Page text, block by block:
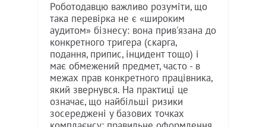
Роботодавцю важливо розуміти, що
така перевірка не є «широким
аудитом» бізнесу: вона прив'язана до
конкретного тригера (скарга,
подання, припис, інцидент тощо) і
має обмежений предмет, часто - в
межах прав конкретного працівника,
який звернувся. На практиці це
означає, що найбільші ризики
зосереджені у базових точках